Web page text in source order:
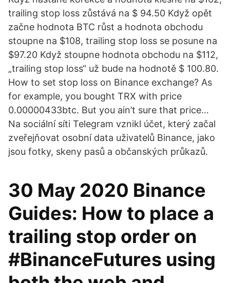
trailing stop loss zůstává na $ 94.50 Když opět
začne hodnota BTC růst a hodnota obchodu
stoupne na $108, trailing stop loss se posune na
$97.20 Když stoupne hodnota obchodu na $112,
„trailing stop loss“ už bude na hodnotě $ 100.80.
How to set stop loss on Binance exchange? As
for example, you bought TRX with price
0.00000433btc. But you ain’t sure that price…
Na sociální síti Telegram vznikl účet, který začal
zveřejňovat osobní data uživatelů Binance, jako
jsou fotky, skeny pasů a občanských průkazů.
30 May 2020 Binance
Guides: How to place a
trailing stop order on
#BinanceFutures using